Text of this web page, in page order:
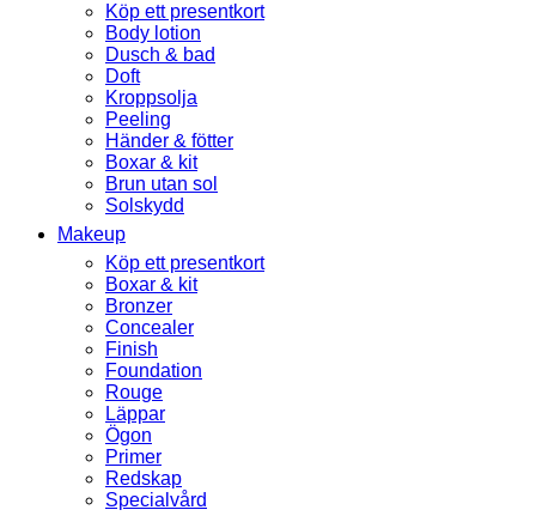
Köp ett presentkort
Body lotion
Dusch & bad
Doft
Kroppsolja
Peeling
Händer & fötter
Boxar & kit
Brun utan sol
Solskydd
Makeup
Köp ett presentkort
Boxar & kit
Bronzer
Concealer
Finish
Foundation
Rouge
Läppar
Ögon
Primer
Redskap
Specialvård